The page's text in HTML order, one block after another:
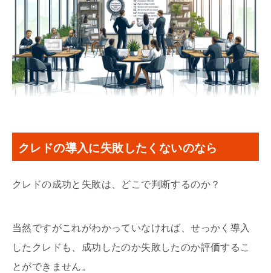
クレドの導入に失敗したくないのなら
クレドの成功と失敗は、どこで判断するのか？
当然ですがこれがわかっていなければ、せっかく導入
したクレドも、成功したのか失敗したのか評価するこ
とができません。